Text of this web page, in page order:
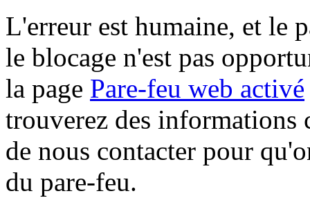
L'erreur est humaine, et le
le blocage n'est pas
la page Pare-feu web activé
trouverez des informations
de nous contacter pour
du pare-feu.